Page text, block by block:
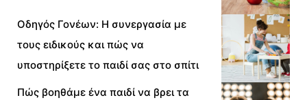
Οδηγός Γονέων: Η συνεργασία με
τους ειδικούς και πώς να
υποστηρίξετε το παιδί σας στο σπίτι
Πώς βοηθάμε ένα παιδί να βρει τα